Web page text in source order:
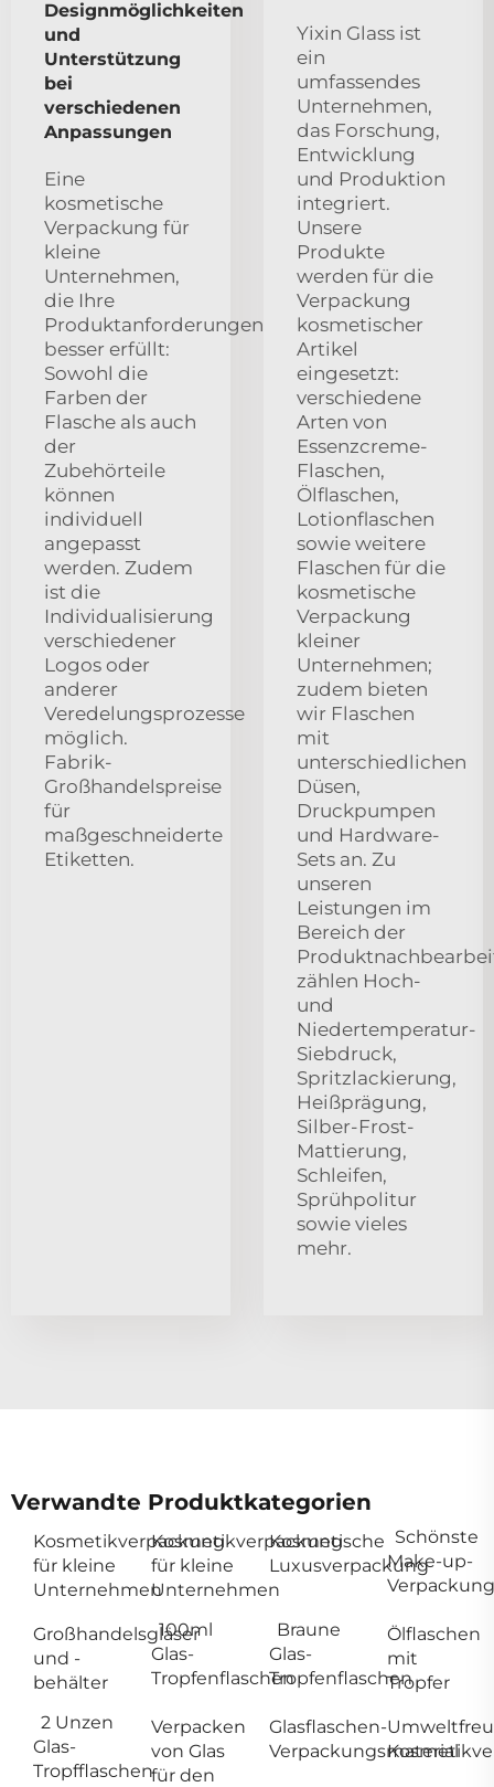
Designmöglichkeiten
und
Unterstützung
bei
verschiedenen
Anpassungen
Eine
kosmetische
Verpackung für
kleine
Unternehmen,
die Ihre
Produktanforderungen
besser erfüllt:
Sowohl die
Farben der
Flasche als auch
der
Zubehörteile
können
individuell
angepasst
werden. Zudem
ist die
Individualisierung
verschiedener
Logos oder
anderer
Veredelungsprozesse
möglich.
Fabrik-
Großhandelspreise
für
maßgeschneiderte
Etiketten.
Yixin Glass ist
ein
umfassendes
Unternehmen,
das Forschung,
Entwicklung
und Produktion
integriert.
Unsere
Produkte
werden für die
Verpackung
kosmetischer
Artikel
eingesetzt:
verschiedene
Arten von
Essenzcreme-
Flaschen,
Ölflaschen,
Lotionflaschen
sowie weitere
Flaschen für die
kosmetische
Verpackung
kleiner
Unternehmen;
zudem bieten
wir Flaschen
mit
unterschiedlichen
Düsen,
Druckpumpen
und Hardware-
Sets an. Zu
unseren
Leistungen im
Bereich der
zählen Hoch-
und
Niedertemperatur-
Siebdruck,
Spritzlackierung,
Heißprägung,
Silber-Frost-
Mattierung,
Schleifen,
Sprühpolitur
sowie vieles
mehr.
Verwandte Produktkategorien
Kosmetikverpackung
für kleine
Unternehmen
Kosmetikverpackung
für kleine
Unternehmen
Kosmetische
Luxusverpackung
Schönste
Make-up-
Großhandelsgläser
und -
behälter
100ml
Glas-
Tropfenflaschen
Braune
Glas-
Tropfenflaschen
Ölflaschen
mit
Tropfer
2 Unzen
Glas-
Tropfflaschen
Verpacken
von Glas
für den
Glasflaschen-
Verpackungsmaterial